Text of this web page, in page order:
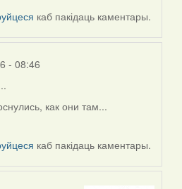
каб пакідаць каментары.
- 08:46
как они там...
каб пакідаць каментары.